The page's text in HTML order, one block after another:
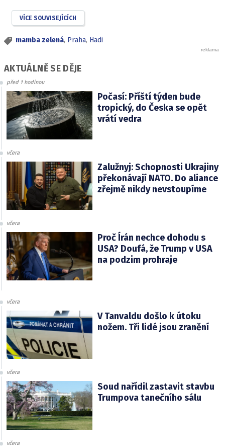
VÍCE SOUVISEJÍCÍCH
mamba zelená, Praha, Hadi
AKTUÁLNĚ SE DĚJE
před 1 hodinou
Počasí: Příští týden bude
tropický, do Česka se opět
vrátí vedra
včera
Zalužnyj: Schopnosti Ukrajiny
překonávají NATO. Do aliance
zřejmě nikdy nevstoupíme
včera
Proč Írán nechce dohodu s
USA? Doufá, že Trump v USA
na podzim prohraje
včera
V Tanvaldu došlo k útoku
nožem. Tři lidé jsou zranění
včera
Soud nařídil zastavit stavbu
Trumpova tanečního sálu
včera